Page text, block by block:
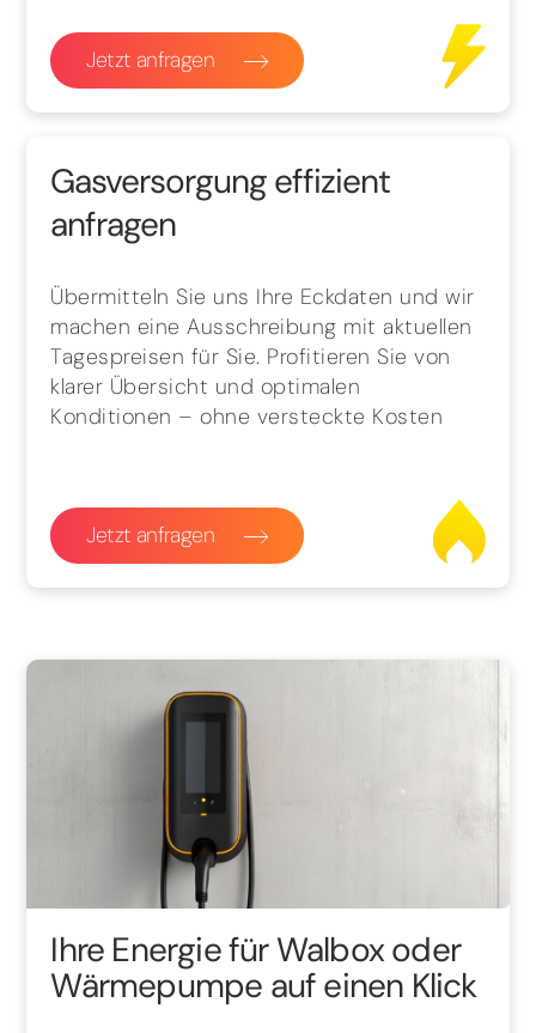
Jetzt anfragen
Gasversorgung effizient
anfragen
Übermitteln Sie uns Ihre Eckdaten und wir
machen eine Ausschreibung mit aktuellen
Tagespreisen für Sie. Profitieren Sie von
klarer Übersicht und optimalen
Konditionen – ohne versteckte Kosten
Jetzt anfragen
Ihre Energie für Walbox oder
Wärmepumpe auf einen Klick